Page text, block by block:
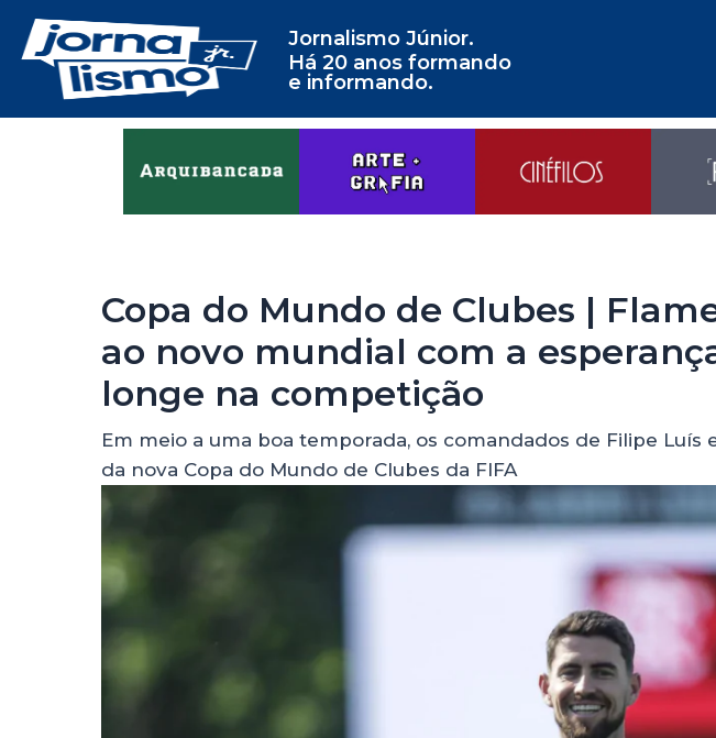
Jornalismo Júnior.
Há 20 anos formando
e informando.
Copa do Mundo de Clubes |
ao novo mundial com a
longe na competição
Em meio a uma boa temporada, os comandados de Filipe Luís
da nova Copa do Mundo de Clubes da FIFA